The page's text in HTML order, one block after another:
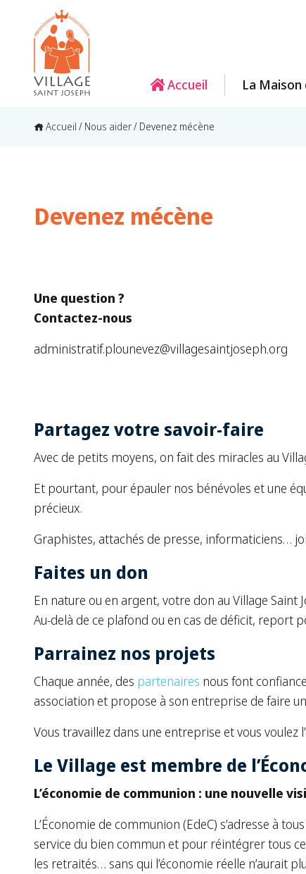
Accueil La Maison
Accueil / Nous aider/ Devenez mécène
Devenez mécène
Une question ?
Contactez-nous
administratif.plounevez@villagesaintjoseph.org
Partagez votre savoir-faire
Avec de petits moyens, on fait des miracles au
Et pourtant, pour épauler nos bénévoles et une
précieux.
Graphistes, attachés de presse, informaticiens…
Faites un don
En nature ou en argent, votre don au Village Saint
Au-delà de ce plafond ou en cas de déficit, report
Parrainez nos projets
Chaque année, des partenaires nous font
association et propose à son entreprise de faire
Vous travaillez dans une entreprise et vous voulez
Le Village est membre de
L’économie de communion : une nouvelle
L’Économie de communion (EdeC) s’adresse à
service du bien commun et pour réintégrer tous
les retraités… sans qui l’économie réelle n’aurait